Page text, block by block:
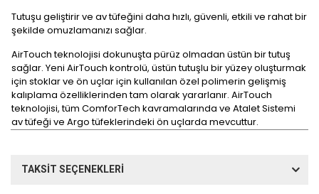
Tutuşu geliştirir ve av tüfeğini daha hızlı, güvenli, etkili ve rahat bir
şekilde omuzlamanızı sağlar.
AirTouch teknolojisi dokunuşta pürüz olmadan üstün bir tutuş
sağlar. Yeni AirTouch kontrolü, üstün tutuşlu bir yüzey oluşturmak
için stoklar ve ön uçlar için kullanılan özel polimerin gelişmiş
kalıplama özelliklerinden tam olarak yararlanır. AirTouch
teknolojisi, tüm ComforTech kavramalarında ve Atalet Sistemi
av tüfeği ve Argo tüfeklerindeki ön uçlarda mevcuttur.
TAKSİT SEÇENEKLERİ